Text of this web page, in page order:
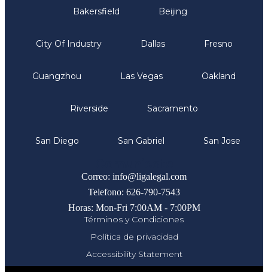
Bakersfield Beijing
City Of Industry Dallas Fresno
Guangzhou Las Vegas Oakland
Riverside Sacramento
San Diego San Gabriel San Jose
Correo: info@ligalegal.com
Telefono: 626-790-7543
Horas: Mon-Fri 7:00AM - 7:00PM
Términos y Condiciones
Política de privacidad
Accessibility Statement